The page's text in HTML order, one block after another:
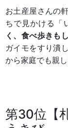
お土産屋さんの
ちで見かける「
く、食べ歩きも
ガイモをすり潰
から家庭でも親し
第30位【